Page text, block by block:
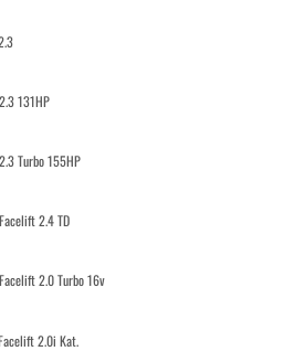
131HP
Turbo 155HP
2.4 TD
2.0 Turbo 16v
2.0i Kat.